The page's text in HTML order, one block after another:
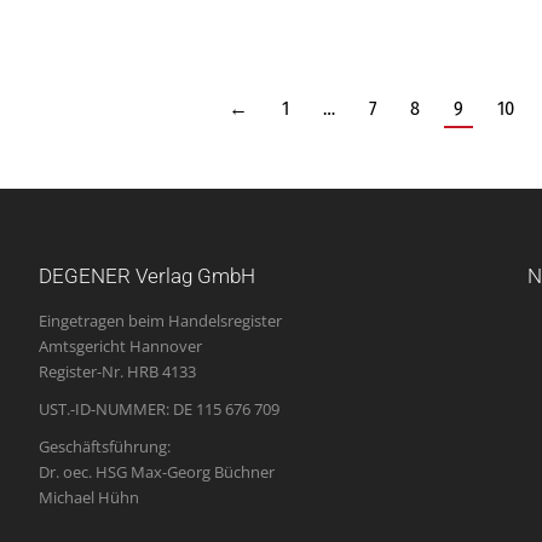
← 1 … 7 8 9 10
DEGENER Verlag GmbH
Eingetragen beim Handelsregister
Amtsgericht Hannover
Register-Nr. HRB 4133
UST.-ID-NUMMER: DE 115 676 709
Geschäftsführung:
Dr. oec. HSG Max-Georg Büchner
Michael Hühn